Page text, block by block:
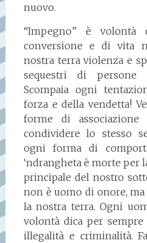
nuovo.
“Impegno” è volontà
conversione e di vita
nostra terra violenza e
sequestri di persone
Scompaia ogni
forza e della vendetta!
forme di associazione
condividere lo stesso
ogni forma di
‘ndrangheta è morte per
principale del nostro
non è uomo di onore,
la nostra terra. Ogni
volontà dica per
illegalità e criminalità.